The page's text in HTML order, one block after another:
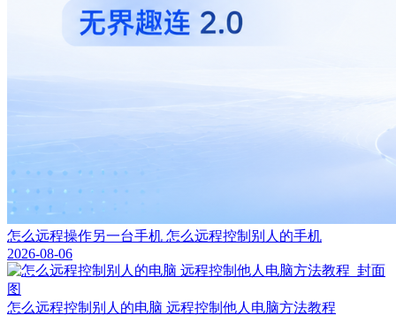
怎么远程操作另一台手机 怎么远程控制别人的手机
2026-08-06
怎么远程控制别人的电脑 远程控制他人电脑方法教程